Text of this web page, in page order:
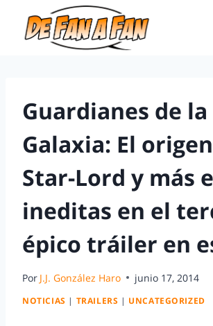
Guardianes de la
Galaxia: El
Star-Lord y más
ineditas en el
épico tráiler en
Por J.J. González Haro junio 17, 2014
NOTICIAS | TRAILERS | UNCATEGORIZED